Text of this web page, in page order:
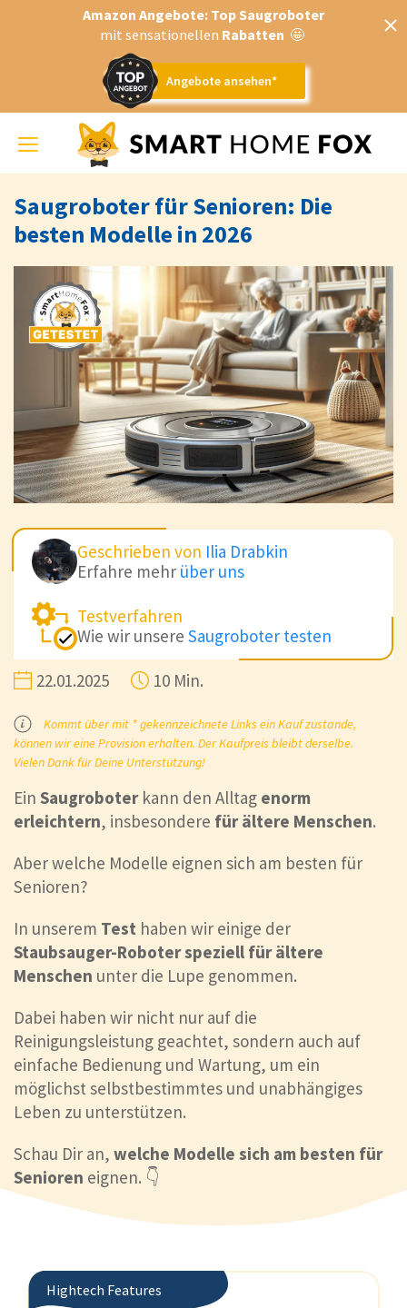
Amazon Angebote: Top Saugroboter
mit sensationellen Rabatten 🤩
Angebote ansehen*
Toggle
navigation
Saugroboter für Senioren: Die
besten Modelle in 2026
Geschrieben von Ilia Drabkin
Erfahre mehr über uns
Testverfahren
Wie wir unsere Saugroboter testen
22.01.2025 10 Min.
Kommt über mit * gekennzeichnete Links ein Kauf zustande,
können wir eine Provision erhalten. Der Kaufpreis bleibt derselbe.
Vielen Dank für Deine Unterstützung!
Ein Saugroboterkann den Alltag enorm
erleichtern, insbesondere für ältere Menschen.
Aber welche Modelle eignen sich am besten für
Senioren?
In unserem Test haben wir einige der
Staubsauger-Roboter speziell für ältere
Menschen unter die Lupe genommen.
Dabei haben wir nicht nur auf die
Reinigungsleistung geachtet, sondern auch auf
einfache Bedienung und Wartung, um ein
möglichst selbstbestimmtes und unabhängiges
Leben zu unterstützen.
Schau Dir an, welche Modelle sich am besten für
Senioren eignen. 👇
Hightech Features